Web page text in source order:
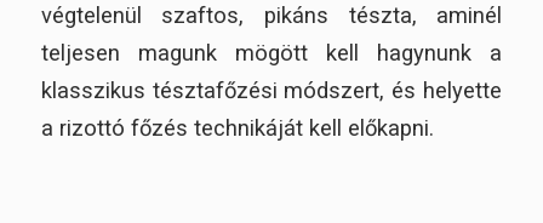
végtelenül szaftos, pikáns tészta, aminél
teljesen magunk mögött kell hagynunk a
klasszikus tésztafőzési módszert, és helyette
a rizottó főzés technikáját kell előkapni.